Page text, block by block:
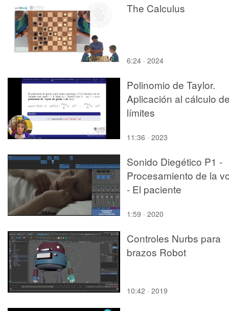
The Calculus
6:24 · 2024
Polinomio de Taylor.
Aplicación al cálculo
límites
11:36 · 2023
Sonido Diegético P1 -
Procesamiento de la
- El paciente
1:59 · 2020
Controles Nurbs para
brazos Robot
10:42 · 2019